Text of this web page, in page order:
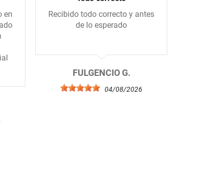
en
Recibido todo correcto y antes
de lo esperado
FULGENCIO G.
04/08/2026